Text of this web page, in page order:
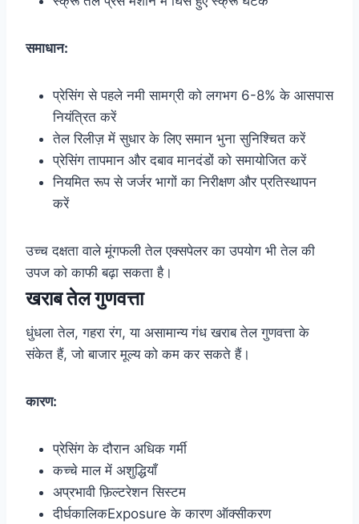
समाधान:
प्रेसिंग से पहले नमी सामग्री को लगभग 6-8% के आसपास
नियंत्रित करें
तेल रिलीज़ में सुधार के लिए समान भुना सुनिश्चित करें
प्रेसिंग तापमान और दबाव मानदंडों को समायोजित करें
नियमित रूप से जर्जर भागों का निरीक्षण और प्रतिस्थापन
करें
उच्च दक्षता वाले मूंगफली तेल एक्सपेलर का उपयोग भी तेल की
उपज को काफी बढ़ा सकता है।
खराब तेल गुणवत्ता
धुंधला तेल, गहरा रंग, या असामान्य गंध खराब तेल गुणवत्ता के
संकेत हैं, जो बाजार मूल्य को कम कर सकते हैं।
कारण:
प्रेसिंग के दौरान अधिक गर्मी
कच्चे माल में अशुद्धियाँ
अप्रभावी फ़िल्टरेशन सिस्टम
दीर्घकालिकExposure के कारण ऑक्सीकरण